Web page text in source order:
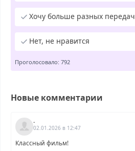
Хочу больше разных передач
Нет, не нравится
Проголосовало: 792
Новые комментарии
.
02.01.2026 в 12:47
Классный фильм!